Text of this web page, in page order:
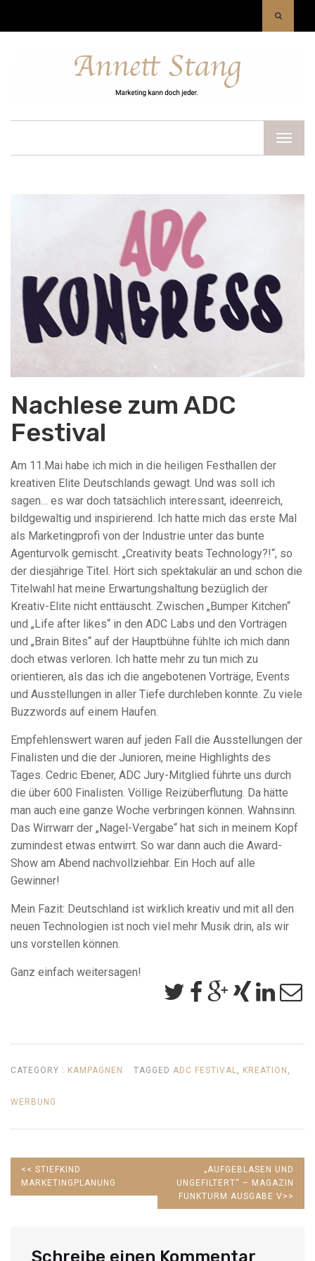
Nachlese zum ADC
Festival
Am 11.Mai habe ich mich in die heiligen Festhallen der
kreativen Elite Deutschlands gewagt. Und was soll ich
sagen… es war doch tatsächlich interessant, ideenreich,
bildgewaltig und inspirierend. Ich hatte mich das erste Mal
als Marketingprofi von der Industrie unter das bunte
Agenturvolk gemischt. „Creativity beats Technology?!“, so
der diesjährige Titel. Hört sich spektakulär an und schon die
Titelwahl hat meine Erwartungshaltung bezüglich der
Kreativ-Elite nicht enttäuscht. Zwischen „Bumper Kitchen“
und „Life after likes“ in den ADC Labs und den Vorträgen
und „Brain Bites“ auf der Hauptbühne fühlte ich mich dann
doch etwas verloren. Ich hatte mehr zu tun mich zu
orientieren, als das ich die angebotenen Vorträge, Events
und Ausstellungen in aller Tiefe durchleben konnte. Zu viele
Buzzwords auf einem Haufen.
Empfehlenswert waren auf jeden Fall die Ausstellungen der
Finalisten und die der Junioren, meine Highlights des
Tages. Cedric Ebener, ADC Jury-Mitglied führte uns durch
die über 600 Finalisten. Völlige Reizüberflutung. Da hätte
man auch eine ganze Woche verbringen können. Wahnsinn.
Das Wirrwarr der „Nagel-Vergabe“ hat sich in meinem Kopf
zumindest etwas entwirrt. So war dann auch die Award-
Show am Abend nachvollziehbar. Ein Hoch auf alle
Gewinner!
Mein Fazit: Deutschland ist wirklich kreativ und mit all den
neuen Technologien ist noch viel mehr Musik drin, als wir
uns vorstellen können.
Ganz einfach weitersagen!
CATEGORY : KAMPAGNEN TAGGED ADC FESTIVAL KREATION
WERBUNG
<< PREVIOUS
POST:
STIEFKIND
MARKETINGPLANUNG
NEXT
POST:
„AUFGEBLASEN UND
UNGEFILTERT“ – MAGAZIN
FUNKTURM AUSGABE V>>
Schreibe einen Kommentar